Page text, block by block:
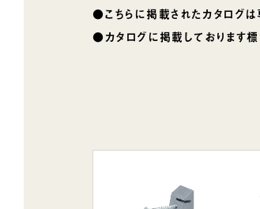
●こちらに掲載されたカタログ
●カタログに掲載しております